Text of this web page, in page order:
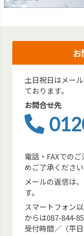
お
土日祝日はメー
ております。
お問合せ先
電話・FAXでの
めご了承ください
メールの返信は
す。
スマートフォン
からは087-844-
受付時間／（平